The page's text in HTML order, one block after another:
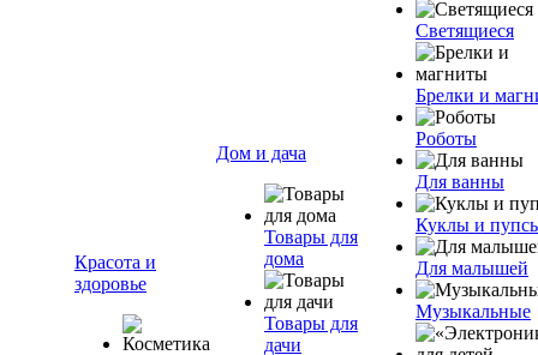
Красота и
здоровье
Дом и дача
Товары для
дома
Товары для
дачи
Светящиеся
Брелки и
Роботы
Для ванны
Куклы и
Для малышей
Музыкальные